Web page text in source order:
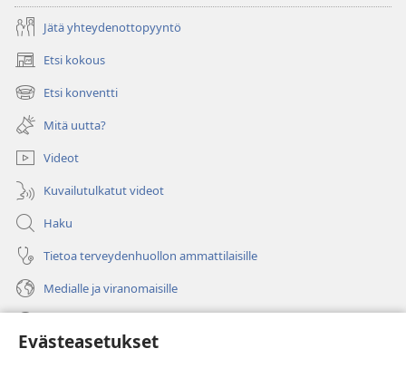
Evästeasetukset
Jätä yhteydenottopyyntö
Etsi kokous
(avaa
uuden
ikkunan)
Etsi konventti
(avaa
uuden
ikkunan)
Mitä uutta?
Videot
Kuvailutulkatut videot
Haku
Tietoa terveydenhuollon ammattilaisille
Medialle ja viranomaisille